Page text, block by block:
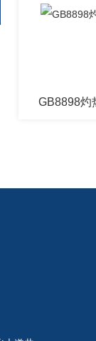
GB8898灼